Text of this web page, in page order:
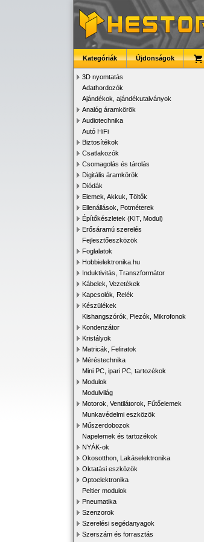
Kategóriák Újdonságok
3D nyomtatás
Adathordozók
Ajándékok, ajándékutalványok
Analóg áramkörök
Audiotechnika
Autó HiFi
Biztosítékok
Csatlakozók
Csomagolás és tárolás
Digitális áramkörök
Diódák
Elemek, Akkuk, Töltők
Ellenállások, Potméterek
Építőkészletek (KIT, Modul)
Erősáramú szerelés
Fejlesztőeszközök
Foglalatok
Hobbielektronika.hu
Induktivitás, Transzformátor
Kábelek, Vezetékek
Kapcsolók, Relék
Készülékek
Kishangszórók, Piezók, Mikrofonok
Kondenzátor
Kristályok
Matricák, Feliratok
Méréstechnika
Mini PC, ipari PC, tartozékok
Modulok
Modulvilág
Motorok, Ventilátorok, Fűtőelemek
Munkavédelmi eszközök
Műszerdobozok
Napelemek és tartozékok
NYÁK-ok
Okosotthon, Lakáselektronika
Oktatási eszközök
Optoelektronika
Peltier modulok
Pneumatika
Szenzorok
Szerelési segédanyagok
Szerszám és forrasztás